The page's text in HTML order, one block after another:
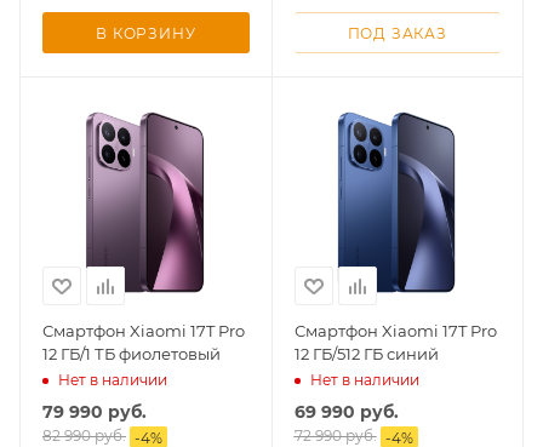
В КОРЗИНУ ПОД ЗАКАЗ
Смартфон Xiaomi 17T Pro
12 ГБ/1 ТБ фиолетовый
Нет в наличии
79 990 руб.
82 990руб. -4%
Смартфон Xiaomi 17T Pro
12 ГБ/512 ГБ синий
Нет в наличии
69 990 руб.
72 990руб. -4%
раз в 2 недели